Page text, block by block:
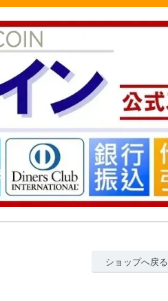
ショップへ戻る